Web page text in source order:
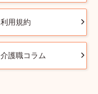
利用規約
介護職コラム